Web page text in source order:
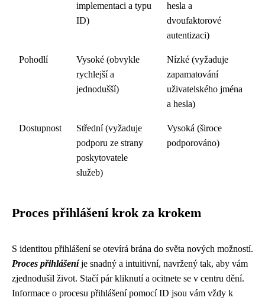
implementaci a typu
ID)
hesla a
dvoufaktorové
autentizaci)
Pohodlí
Vysoké (obvykle
rychlejší a
jednodušší)
Nízké (vyžaduje
zapamatování
uživatelského jména
a hesla)
Dostupnost
Střední (vyžaduje
podporu ze strany
poskytovatele
služeb)
Vysoká (široce
podporováno)
Proces přihlášení krok za krokem
S identitou přihlášení se otevírá brána do světa nových možností.
Proces přihlášeníje snadný a intuitivní, navržený tak, aby vám
zjednodušil život. Stačí pár kliknutí a ocitnete se v centru dění.
Informace o procesu přihlášení pomocí ID jsou vám vždy k